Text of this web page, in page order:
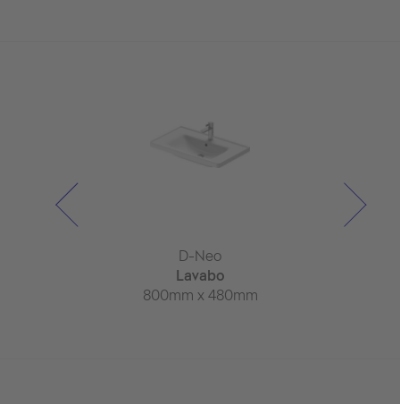
D-Neo
Lavabo
800mm x 480mm